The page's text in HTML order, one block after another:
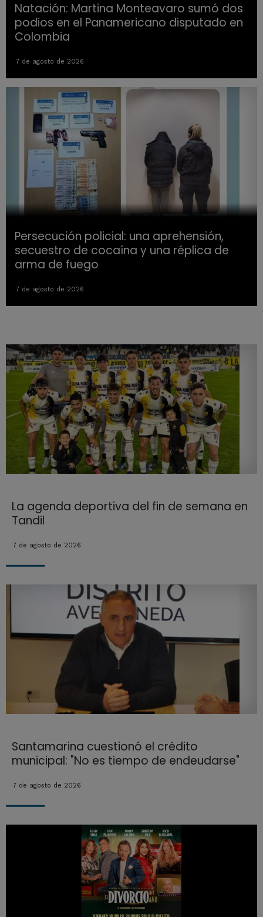
Natación: Martina Monteavaro sumó dos
podios en el Panamericano disputado en
Colombia
7 de agosto de 2026
Persecución policial: una aprehensión,
secuestro de cocaína y una réplica de
arma de fuego
7 de agosto de 2026
La agenda deportiva del fin de semana en
Tandil
7 de agosto de 2026
Santamarina cuestionó el crédito
municipal: "No es tiempo de endeudarse"
7 de agosto de 2026